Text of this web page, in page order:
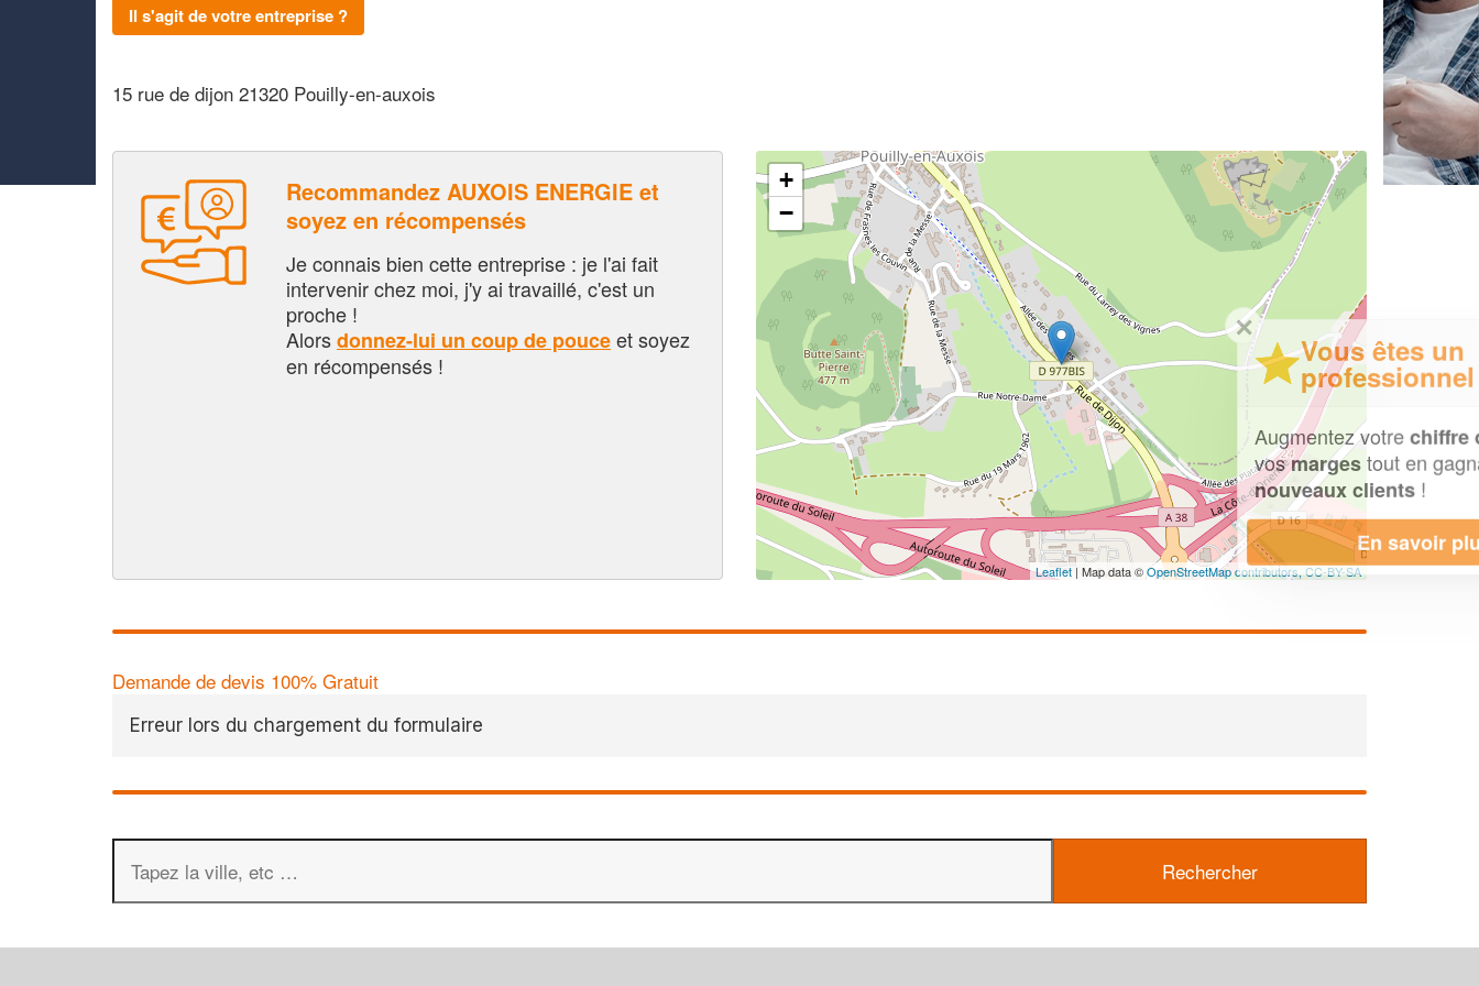
Il s'agit de votre entreprise ?
15 rue de dijon 21320 Pouilly-en-auxois
Recommandez AUXOIS ENERGIE et
soyez en récompensés
Je connais bien cette entreprise : je l'ai fait
intervenir chez moi, j'y ai travaillé, c'est un
proche !
Alorsdonnez-lui un coup de pouceet soyez
en récompensés !
+
−
Leaflet | Map data ©OpenStreetMap contributors,CC-BY-SA
Demande de devis 100% Gratuit
Erreur lors du chargement du formulaire
✕
Vous êtes un
professionnel ?
Augmentez votrechiffre d'affaireset
vosmargestout en gagnant de
nouveaux clients!
En savoir plus